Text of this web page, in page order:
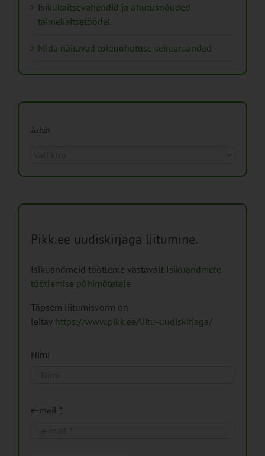
Isikukaitsevahendid ja ohutusnõuded
taimekaitsetöödel
Mida näitavad toiduohutuse seirearuanded
Arhiiv
Pikk.ee uudiskirjaga liitumine.
Isikuandmeid töötleme vastavalt Isikuandmete
töötlemise põhimõtetele
Täpsem liitumisvorm on
leitav https://www.pikk.ee/liitu-uudiskirjaga/
Nimi
e-mail *